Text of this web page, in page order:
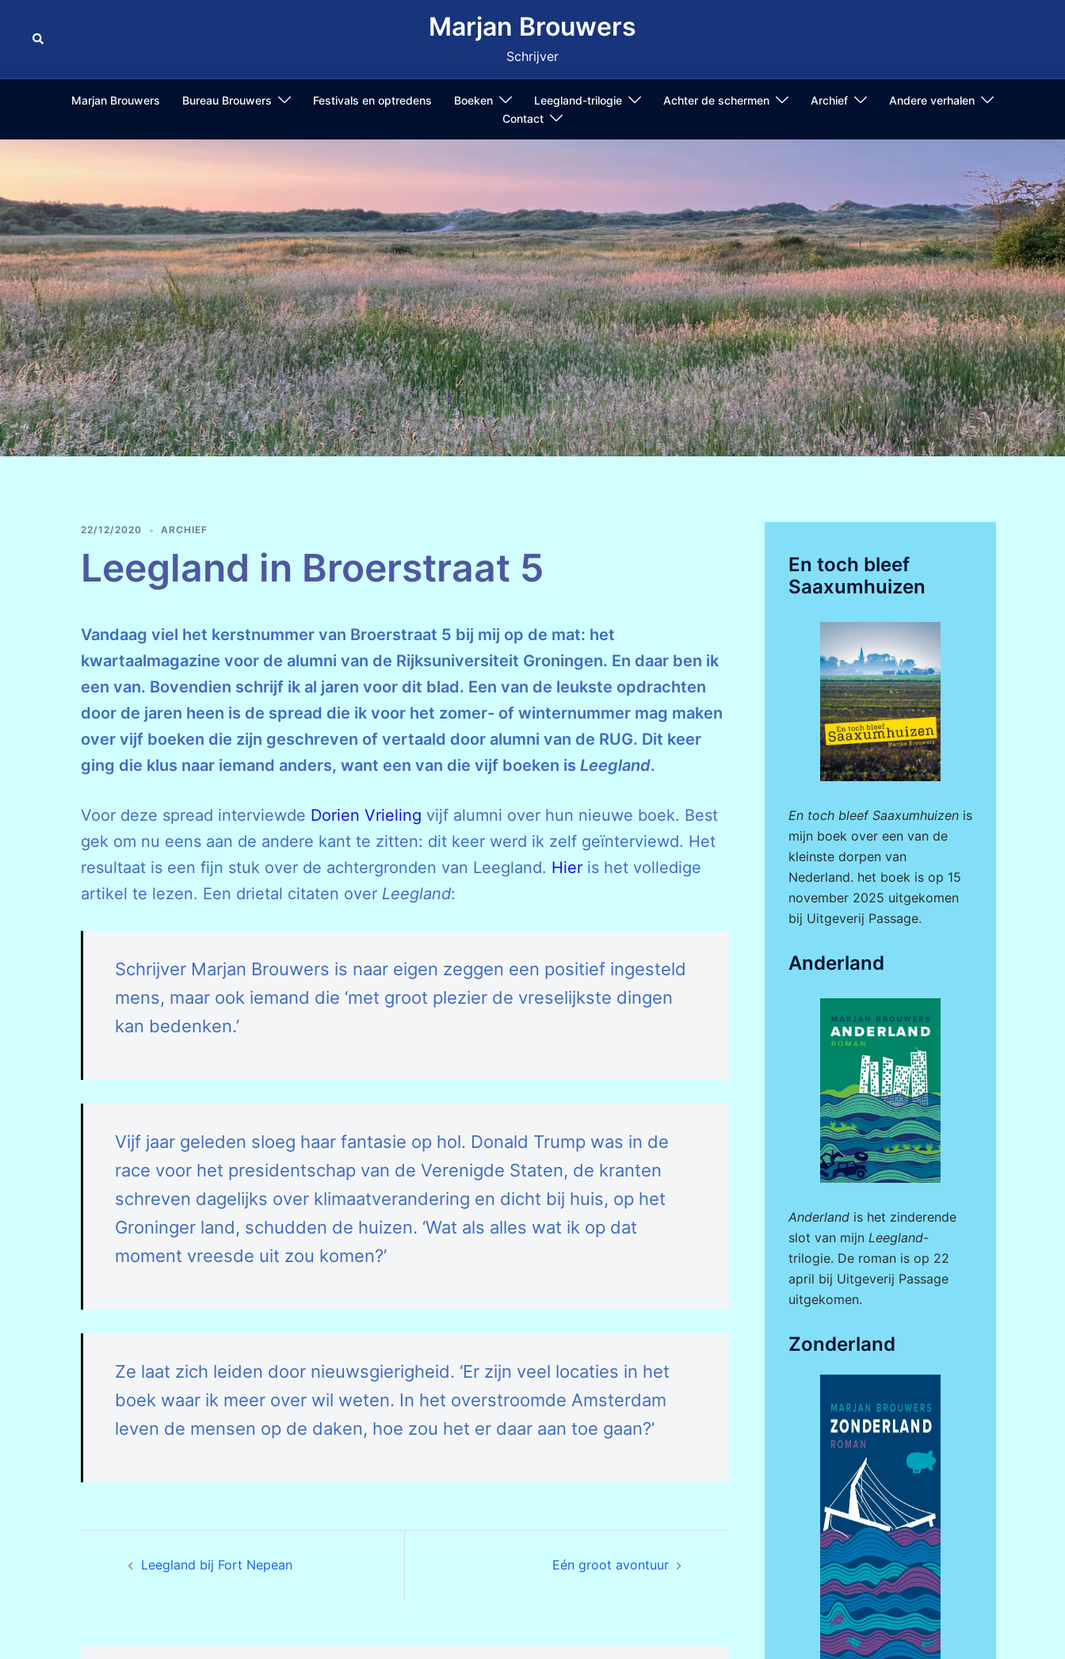
Zoeken Marjan Brouwers
Schrijver
Marjan Brouwers Bureau Brouwers Festivals en optredens Boeken Leegland-trilogie Achter de schermen Archief
Andere verhalen
Contact
22/12/2020 ARCHIEF
Leegland in Broerstraat 5
Vandaag viel het kerstnummer van Broerstraat 5 bij mij op de mat: het
kwartaalmagazine voor de alumni van de Rijksuniversiteit Groningen. En daar ben ik
een van. Bovendien schrijf ik al jaren voor dit blad. Een van de leukste opdrachten
door de jaren heen is de spread die ik voor het zomer- of winternummer mag maken
over vijf boeken die zijn geschreven of vertaald door alumni van de RUG. Dit keer
ging die klus naar iemand anders, want een van die vijf boeken is Leegland.
Voor deze spread interviewde Dorien Vrieling vijf alumni over hun nieuwe boek. Best
gek om nu eens aan de andere kant te zitten: dit keer werd ik zelf geïnterviewd. Het
resultaat is een fijn stuk over de achtergronden van Leegland. Hier is het volledige
artikel te lezen. Een drietal citaten over Leegland:
Schrijver Marjan Brouwers is naar eigen zeggen een positief ingesteld
mens, maar ook iemand die ‘met groot plezier de vreselijkste dingen
kan bedenken.’
Vijf jaar geleden sloeg haar fantasie op hol. Donald Trump was in de
race voor het presidentschap van de Verenigde Staten, de kranten
schreven dagelijks over klimaatverandering en dicht bij huis, op het
Groninger land, schudden de huizen. ‘Wat als alles wat ik op dat
moment vreesde uit zou komen?’
Ze laat zich leiden door nieuwsgierigheid. ‘Er zijn veel locaties in het
boek waar ik meer over wil weten. In het overstroomde Amsterdam
leven de mensen op de daken, hoe zou het er daar aan toe gaan?’
Leegland bij Fort Nepean Eén groot avontuur
En toch bleef
Saaxumhuizen
En toch bleef Saaxumhuizenis
mijn boek over een van de
kleinste dorpen van
Nederland. het boek is op 15
november 2025 uitgekomen
bij Uitgeverij Passage.
Anderland
Anderlandis het zinderende
slot van mijn Leegland-
trilogie. De roman is op 22
april bij Uitgeverij Passage
uitgekomen.
Zonderland